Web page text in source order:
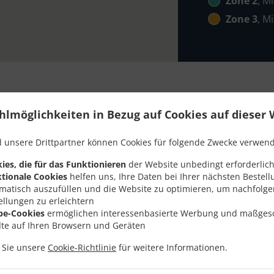
in Bezug auf Cookies auf dieser
unsere Drittpartner können Cookies für folgende Zwecke
die für das Funktionieren der Website unbedingt
Cookies helfen uns, Ihre Daten bei Ihrer nächsten
auszufüllen und die Website zu optimieren, um
zu erleichtern
Cookies ermöglichen interessenbasierte Werbung und
auf Ihren Browsern und Geräten
unsere Cookie-Richtlinie für weitere Informationen.
Zone 3,
Mit Lieferung In
Westfalendamm-Süd
von Dortmund Westfalendamm-Süd und freuen uns auf
Online-Menü anzusehen und bestellen Sie wenn